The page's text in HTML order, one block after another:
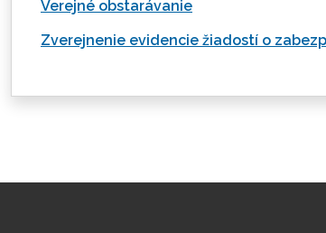
Verejné obstarávanie
Zverejnenie evidencie žiadostí o